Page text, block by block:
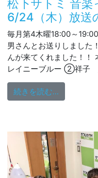
松下サトミ 音
6/24（木）放送
毎月第4木曜18:00～
男さんとお送りしました
んが来てくれました！
レイニーブルー ②祥
続きを読む…